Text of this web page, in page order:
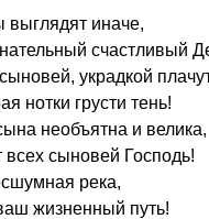
выглядят иначе,
счастливый
украдкой
нотки грусти тень!
необъятна и велика,
всех сыновей Господь!
река,
жизненный путь!